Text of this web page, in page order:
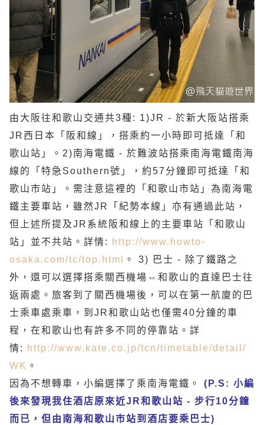
由大阪往和歌山交通共3種: 1)JR - 於新大阪站搭乘
JR西日本「阪和線」，搭乘約一小時即可抵達「和
歌山站」。2)南海電鐵 - 於難波站搭乘南海電鐵南海
線的「特急Southern號」，約57分鐘即可抵達「和
歌山市站」。需注意這裡的「和歌山市站」為南海電
鐵主要車站，雖然JR「紀勢本線」亦有通過此站，
但上述所提及JR系統阪和線上的主要車站「和歌山
站」並不共站。詳情:
http://www.howto-
osaka.com/tc/top.html
。 3) 巴士 - 除了鐵路之
外，還可以選擇搭乘關西機場⇔和歌山的直達巴士往
返兩處。旅客到了關西機場後，可以在第一航廈的巴
士乘車處乘車，到JR和歌山站也僅需40分鐘的車
程，在和歌山也有許多不同的停靠站。詳
情:
http://www.kate.co.jp/tcn/timetable/detail/
WK 。
因為不想轉車，小編選擇了乘南海電鐵。
(P.S: 小編
後來發現我住酒店原來近JR和歌山站 - 步行10分鐘
而已，但由南海和歌山市站到酒店要乘巴士)